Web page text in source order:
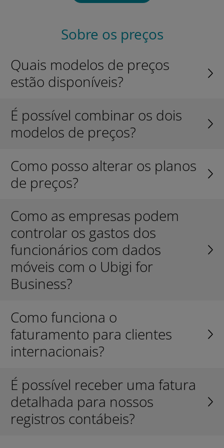
Sobre os preços
Quais modelos de preços
estão disponíveis?
É possível combinar os dois
modelos de preços?
Como posso alterar os planos
de preços?
Como as empresas podem
controlar os gastos dos
funcionários com dados
móveis com o Ubigi for
Business?
Como funciona o
faturamento para clientes
internacionais?
É possível receber uma fatura
detalhada para nossos
registros contábeis?